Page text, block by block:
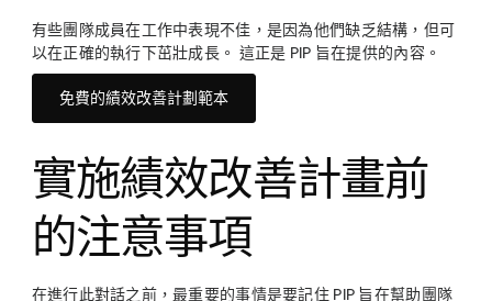
有些團隊成員在工作中表現不佳，是因為他們缺乏結構，但可
以在正確的執行下茁壯成長。 這正是 PIP 旨在提供的內容。
免費的績效改善計劃範本
實施績效改善計畫前
的注意事項
在進行此對話之前，最重要的事情是要記住 PIP 旨在幫助團隊